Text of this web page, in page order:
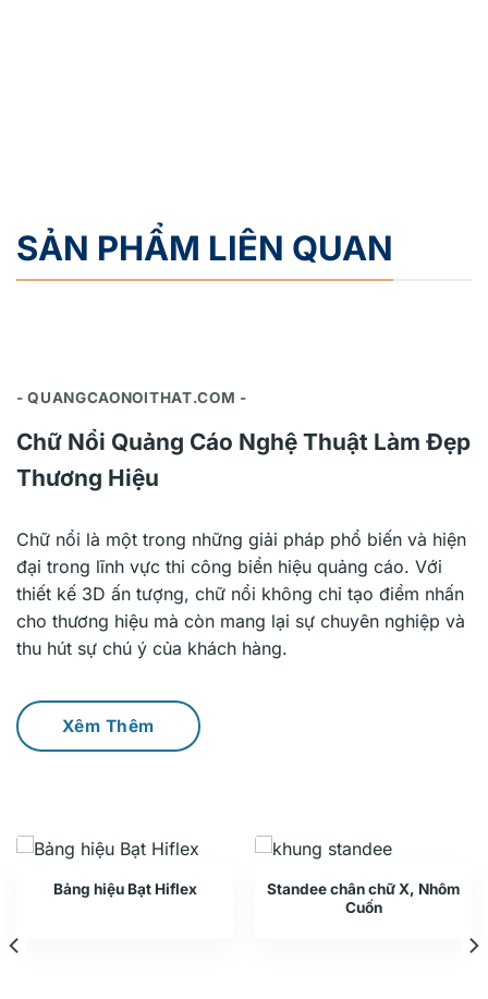
SẢN PHẨM LIÊN QUAN
- QUANGCAONOITHAT.COM -
Chữ Nổi Quảng Cáo Nghệ Thuật Làm Đẹp
Thương Hiệu
Chữ nổi là một trong những giải pháp phổ biến và hiện
đại trong lĩnh vực thi công biển hiệu quảng cáo. Với
thiết kế 3D ấn tượng, chữ nổi không chỉ tạo điểm nhấn
cho thương hiệu mà còn mang lại sự chuyên nghiệp và
thu hút sự chú ý của khách hàng.
Xêm Thêm
Bảng hiệu Bạt Hiflex
Standee chân chữ X, Nhôm
Cuốn